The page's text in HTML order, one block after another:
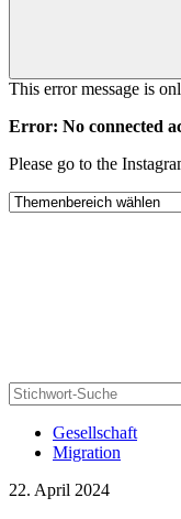
This error message is
Error: No connected
Please go to the
Gesellschaft
Migration
22. April 2024